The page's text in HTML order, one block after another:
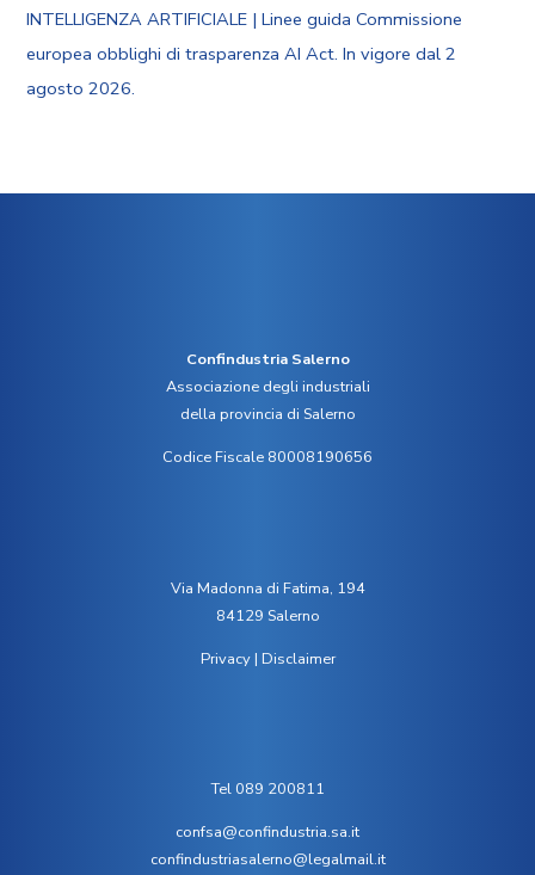
INTELLIGENZA ARTIFICIALE | Linee guida Commissione
europea obblighi di trasparenza AI Act. In vigore dal 2
agosto 2026.
Confindustria Salerno
Associazione degli industriali
della provincia di Salerno
Codice Fiscale 80008190656
Via Madonna di Fatima, 194
84129 Salerno
Privacy| Disclaimer
Tel 089 200811
confsa@confindustria.sa.it
confindustriasalerno@legalmail.it